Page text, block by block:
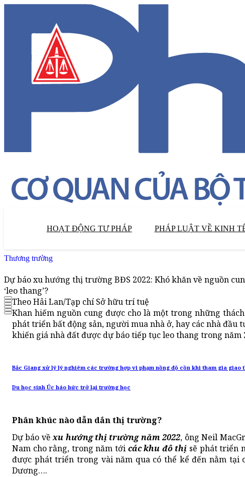
HOẠT ĐỘNG TƯ PHÁP PHÁP LUẬT VỀ KINH
Thương trường
Dự báo xu hướng thị trường BĐS 2022: Khó khăn về nguồn
‘leo thang’?
Theo Hải Lan/Tạp chí Sở hữu trí tuệ
Khan hiếm nguồn cung được cho là một trong những
phát triển bất động sản, người mua nhà ở, hay các nhà đầu
khiến giá nhà đất được dự báo tiếp tục leo thang trong năm
Bắc Giang xử lý lý nghiêm các trường hợp vi phạm nồng độ cồn khi tham gia giao
Du học sinh Úc háo hức trở lại trường học
Phân khúc nào dẫn dắn thị trường?
Dự báo vềxu hướng thị trường năm 2022, ông Neil
Nam cho rằng, trong năm tới các khu đô thị sẽ phát triển
được phát triển trong vài năm qua có thể kể đến nằm tại
Dương….